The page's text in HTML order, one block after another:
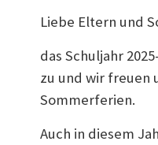
Liebe Eltern und
das Schuljahr
zu und wir freuen
Sommerferien.
Auch in diesem